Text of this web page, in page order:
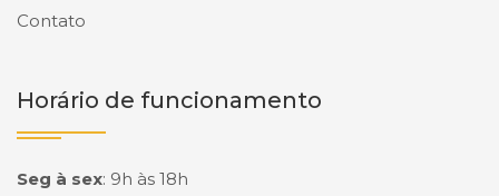
Contato
Horário de funcionamento
Seg à sex: 9h às 18h